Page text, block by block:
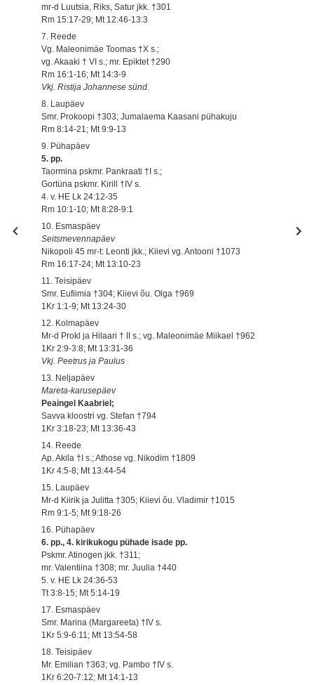
mr-d Luutsia, Riks, Satur jkk. †301
Rm 15:17-29; Mt 12:46-13:3
7. Reede
Vg. Maleonimäe Toomas †X s.;
vg. Akaaki † VI s.; mr. Epiktet †290
Rm 16:1-16; Mt 14:3-9
Vkj. Ristija Johannese sünd.
8. Laupäev
Smr. Prokoopi †303; Jumalaema Kaasani pühakuju
Rm 8:14-21; Mt 9:9-13
9. Pühapäev
5. pp.
Taormina pskmr. Pankraati †I s.;
Gortüna pskmr. Kirill †IV s.
4. v. HE Lk 24:12-35
Rm 10:1-10; Mt 8:28-9:1
10. Esmaspäev
Seitsmevennapäev
Nikopoli 45 mr-t: Leonti jkk.; Kiievi vg. Antooni †1073
Rm 16:17-24; Mt 13:10-23
11. Teisipäev
Smr. Eufiimia †304; Kiievi õu. Olga †969
1Kr 1:1-9; Mt 13:24-30
12. Kolmapäev
Mr-d Prokl ja Hilaari † II s.; vg. Maleonimäe Miikael †962
1Kr 2:9-3:8; Mt 13:31-36
Vkj. Peetrus ja Paulus
13. Neljapäev
Mareta-karusepäev
Peaingel Kaabriel;
Savva kloostri vg. Stefan †794
1Kr 3:18-23; Mt 13:36-43
14. Reede
Ap. Akila †I s.; Athose vg. Nikodim †1809
1Kr 4:5-8; Mt 13:44-54
15. Laupäev
Mr-d Kiirik ja Julitta †305; Kiievi õu. Vladimir †1015
Rm 9:1-5; Mt 9:18-26
16. Pühapäev
6. pp., 4. kirikukogu pühade isade pp.
Pskmr. Atinogen jkk. †311;
mr. Valentiina †308; mr. Juulia †440
5. v. HE Lk 24:36-53
Tt 3:8-15; Mt 5:14-19
17. Esmaspäev
Smr. Marina (Margareeta) †IV s.
1Kr 5:9-6:11; Mt 13:54-58
18. Teisipäev
Mr. Emilian †363; vg. Pambo †IV s.
1Kr 6:20-7:12; Mt 14:1-13